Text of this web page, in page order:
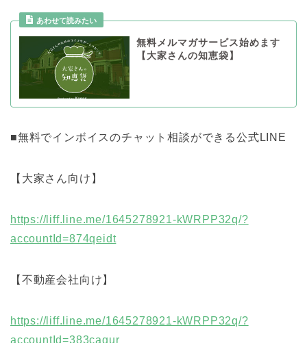
あわせて読みたい
無料メルマガサービス始めます
【大家さんの知恵袋】
■無料でインボイスのチャット相談ができる公式LINE
【大家さん向け】
https://liff.line.me/1645278921-kWRPP32q/?
accountId=874qeidt
【不動産会社向け】
https://liff.line.me/1645278921-kWRPP32q/?
accountId=383caqur